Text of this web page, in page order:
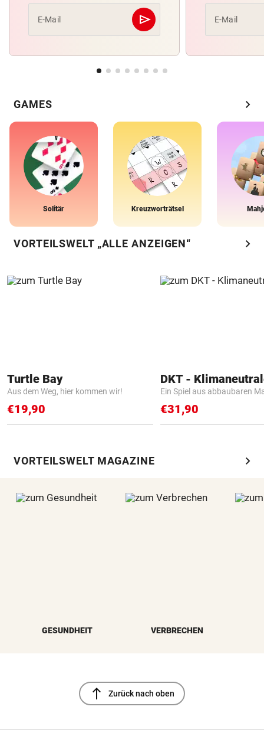
E-Mail send
Abschicken E-Mail
GAMES chevron_right
Solitär Kreuzworträtsel
VORTEILSWELT „ALLE ANZEIGEN“ chevron_right
Turtle Bay
Aus dem Weg, hier kommen wir!
€19,90
Ein Spiel aus abbaubaren
€31,90
VORTEILSWELT MAGAZINE chevron_right
GESUNDHEIT VERBRECHEN
north Zurück nach oben